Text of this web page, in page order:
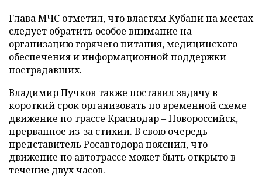
Глава МЧС отметил, что властям Кубани на местах
следует обратить особое внимание на
организацию горячего питания, медицинского
обеспечения и информационной поддержки
пострадавших.
Владимир Пучков также поставил задачу в
короткий срок организовать по временной схеме
движение по трассе Краснодар–Новороссийск,
прерванное из-за стихии. В свою очередь
представитель Росавтодора пояснил, что
движение по автотрассе может быть открыто в
течение двух часов.